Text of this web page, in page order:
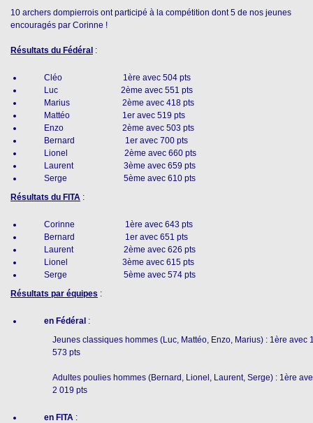
10 archers dompierrois ont participé à la compétition dont 5 de nos jeunes
encouragés par Corinne !
Résultats du Fédéral :
Cléo 1ère avec 504 pts
Luc 2ème avec 551 pts
Marius 2ème avec 418 pts
Mattéo 1er avec 519 pts
Enzo 2ème avec 503 pts
Bernard 1er avec 700 pts
Lionel 2ème avec 660 pts
Laurent 3ème avec 659 pts
Serge 5ème avec 610 pts
Résultats du FITA :
Corinne 1ère avec 643 pts
Bernard 1er avec 651 pts
Laurent 2ème avec 626 pts
Lionel 3ème avec 615 pts
Serge 5ème avec 574 pts
Résultats par équipes :
en Fédéral :
Jeunes classiques hommes (Luc, Mattéo, Enzo, Marius) : 1ère avec
573 pts
Adultes poulies hommes (Bernard, Lionel, Laurent, Serge) : 1ère
2 019 pts
en FITA :